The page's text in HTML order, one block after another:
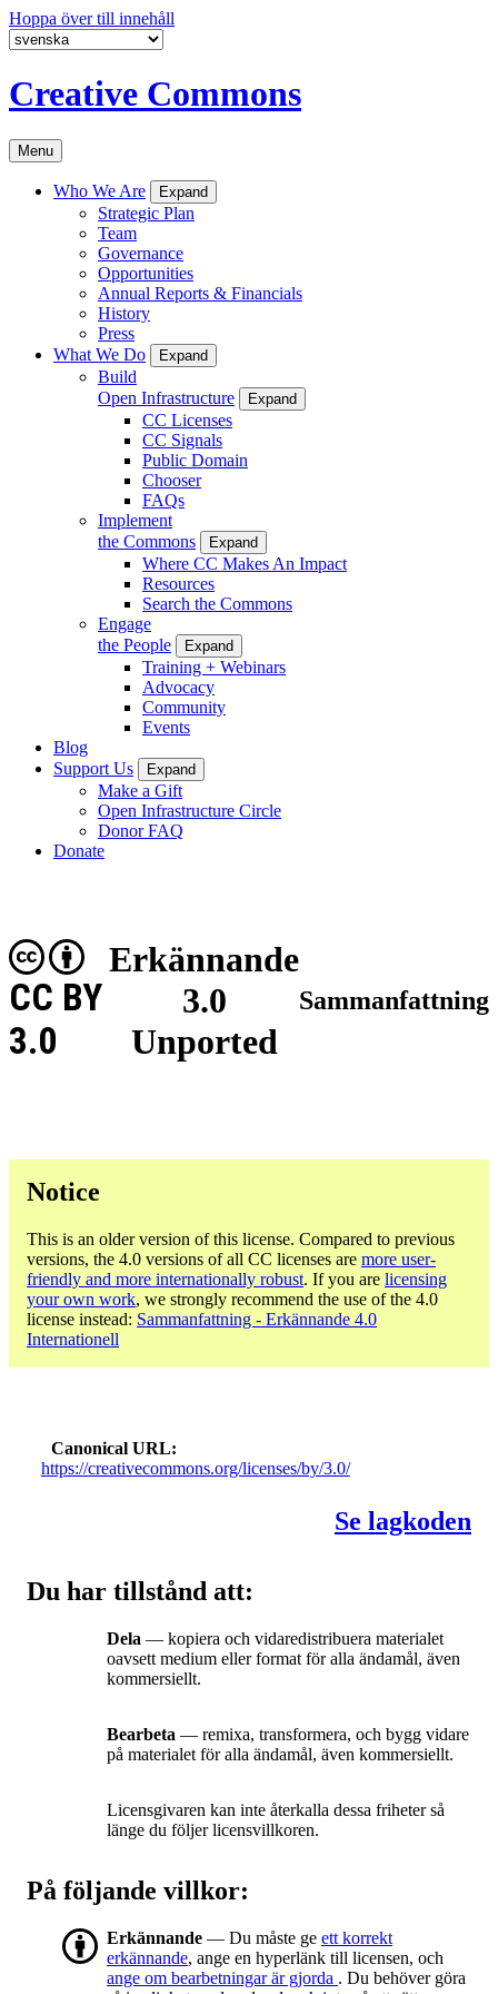
Hoppa över till innehåll
Creative Commons
Menu
Who We Are Expand
Strategic Plan
Team
Governance
Opportunities
Annual Reports & Financials
History
Press
What We Do
Expand
Build
Open Infrastructure
Expand
CC Licenses
CC Signals
Public Domain
Chooser
FAQs
Implement
the Commons
Expand
Where CC Makes An Impact
Resources
Search the Commons
Engage
the People
Expand
Training + Webinars
Advocacy
Community
Events
Blog
Support Us
Expand
Make a Gift
Open Infrastructure Circle
Donor FAQ
Donate
Erkännande
3.0
Unported
CC BY
3.0
Sammanfattning
Notice
This is an older version of this license. Compared to previous
versions, the 4.0 versions of all CC licenses are more user-
friendly and more internationally robust. If you are licensing
your own work, we strongly recommend the use of the 4.0
license instead: Sammanfattning - Erkännande 4.0
Internationell
Canonical URL
https://creativecommons.org/licenses/by/3.0/
Se lagkoden
Du har tillstånd att:
Dela — kopiera och vidaredistribuera materialet
oavsett medium eller format för alla ändamål, även
kommersiellt.
Bearbeta — remixa, transformera, och bygg vidare
på materialet för alla ändamål, även kommersiellt.
Licensgivaren kan inte återkalla dessa friheter så
länge du följer licensvillkoren.
På följande villkor:
Erkännande — Du måste ge ett korrekt
erkännande, ange en hyperlänk till licensen, och
ange om bearbetningar är gjorda . Du behöver göra